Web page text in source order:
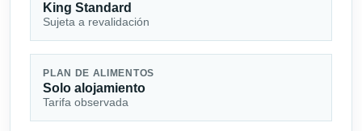
King Standard
Sujeta a revalidación
PLAN DE ALIMENTOS
Solo alojamiento
Tarifa observada